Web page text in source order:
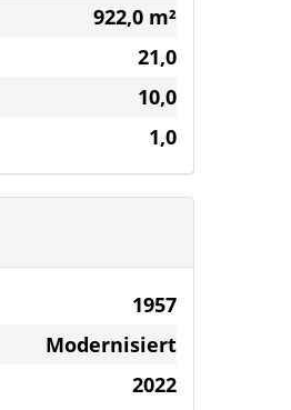
922,0 m²
21,0
10,0
1,0
1957
Modernisiert
2022